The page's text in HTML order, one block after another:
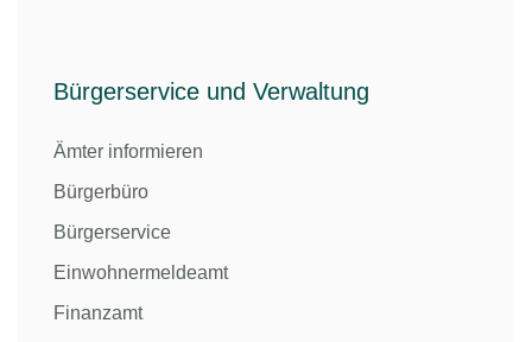
Bürgerservice und Verwaltung
Ämter informieren
Bürgerbüro
Bürgerservice
Einwohnermeldeamt
Finanzamt